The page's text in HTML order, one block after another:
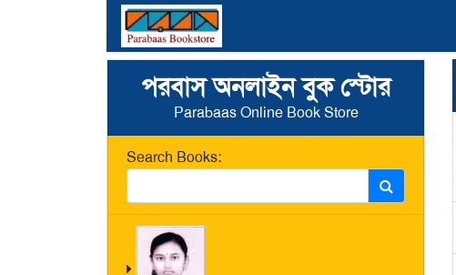
পরবাস অনলাইন বুক স্টোর
Parabaas Online Book Store
Search Books: